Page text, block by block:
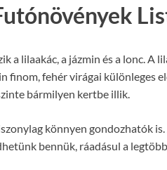
lilaakác, a jázmin és a lonc. A
finom, fehér virágai különleges
bármilyen kertbe illik.
könnyen gondozhatók
bennük, ráadásul a